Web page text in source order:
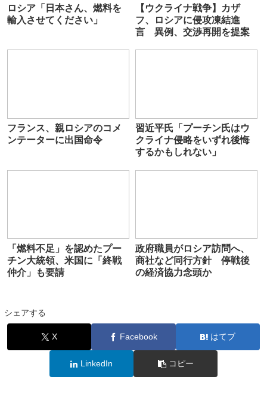
ロシア「日本さん、燃料を
輸入させてください」
【ウクライナ戦争】カザ
フ、ロシアに侵攻凍結進
言 異例、交渉再開を提案
フランス、親ロシアのコメ
ンテーターに出国命令
習近平氏「プーチン氏はウ
クライナ侵略をいずれ後悔
するかもしれない」
「燃料不足」を認めたプー
チン大統領、米国に「終戦
仲介」も要請
政府職員がロシア訪問へ、
商社など同行方針 停戦後
の経済協力念頭か
シェアする
X Facebook はてブ
LinkedIn コピー